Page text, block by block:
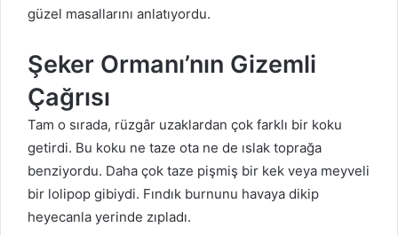
güzel masallarını anlatıyordu.
Şeker Ormanı’nın Gizemli
Çağrısı
Tam o sırada, rüzgâr uzaklardan çok farklı bir koku
getirdi. Bu koku ne taze ota ne de ıslak toprağa
benziyordu. Daha çok taze pişmiş bir kek veya meyveli
bir lolipop gibiydi. Fındık burnunu havaya dikip
heyecanla yerinde zıpladı.